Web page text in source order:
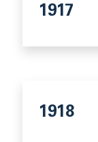
1917
1918